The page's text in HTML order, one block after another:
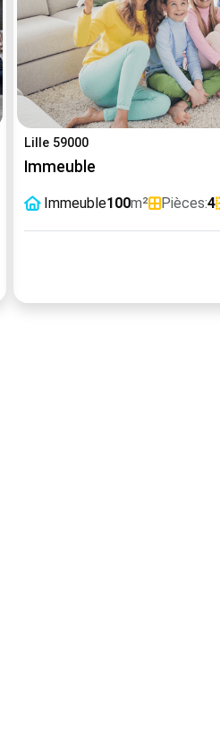
Lille 59000
Immeuble
Immeuble100m² Pièces:4